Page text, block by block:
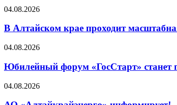
04.08.2026
В Алтайском крае проходит
04.08.2026
Юбилейный форум «ГосСтарт» станет
04.08.2026